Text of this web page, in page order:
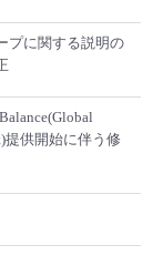
プに関する説明の
提供開始に伴う修